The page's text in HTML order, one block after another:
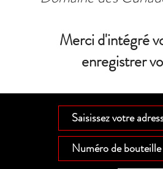
Merci d'intégré
enregistrer